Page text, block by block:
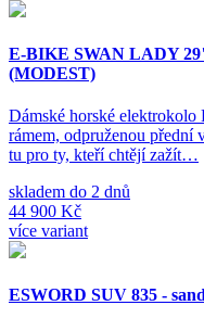
E-BIKE SWAN LADY
(MODEST)
Dámské horské
rámem, odpruženou
tu pro ty, kteří chtějí zažít…
skladem do 2 dnů
44 900 Kč
více variant
ESWORD SUV 835 -